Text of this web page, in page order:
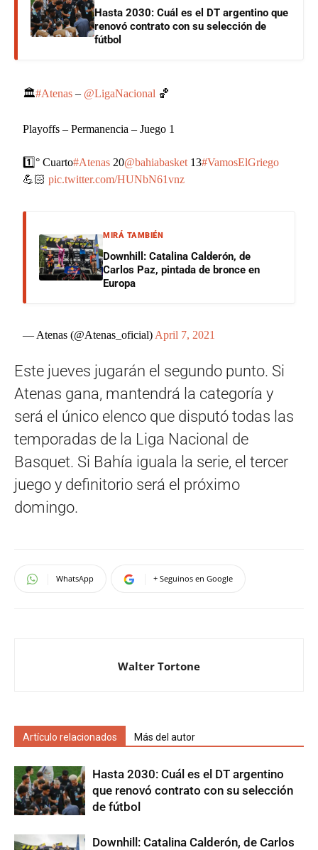
Hasta 2030: Cuál es el DT argentino que
renovó contrato con su selección de
fútbol
🏛️#Atenas – @LigaNacional 🏀
Playoffs – Permanencia – Juego 1
1️⃣° Cuarto#Atenas 20@bahiabasket 13#VamosElGriego
💪🏻pic.twitter.com/HUNbN61vnz
MIRÁ TAMBIÉN
Downhill: Catalina Calderón, de
Carlos Paz, pintada de bronce en
Europa
— Atenas (@Atenas_oficial) April 7, 2021
Este jueves jugarán el segundo punto. Si
Atenas gana, mantendrá la categoría y
será el único elenco que disputó todas las
temporadas de la Liga Nacional de
Basquet. Si Bahía iguala la serie, el tercer
juego y definitorio será el próximo
domingo.
WhatsApp + Seguinos en Google
Walter Tortone
Artículo relacionados Más del autor
Hasta 2030: Cuál es el DT argentino
que renovó contrato con su selección
de fútbol
Downhill: Catalina Calderón, de Carlos